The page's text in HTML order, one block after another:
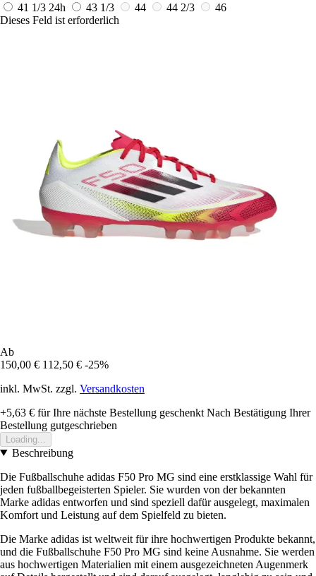
41 1/3 24h 43 1/3 44 44 2/3
46
Dieses Feld ist erforderlich
Ab
150,00 € 112,50 € -25%
inkl. MwSt. zzgl. Versandkosten
+5,63 € für Ihre nächste Bestellung geschenkt Nach Bestätigung Ihrer
Bestellung gutgeschrieben
Loading...
Beschreibung
Die Fußballschuhe adidas F50 Pro MG sind eine erstklassige Wahl für
jeden fußballbegeisterten Spieler. Sie wurden von der bekannten
Marke adidas entworfen und sind speziell dafür ausgelegt, maximalen
Komfort und Leistung auf dem Spielfeld zu bieten.
Die Marke adidas ist weltweit für ihre hochwertigen Produkte bekannt,
und die Fußballschuhe F50 Pro MG sind keine Ausnahme. Sie werden
aus hochwertigen Materialien mit einem ausgezeichneten Augenmerk